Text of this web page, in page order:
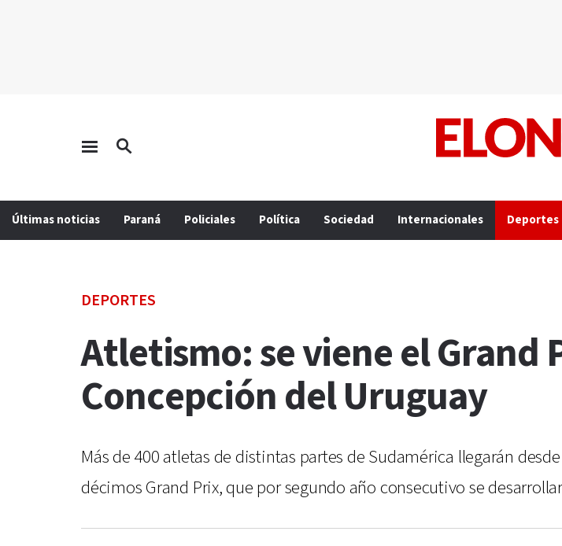
Últimas noticias Paraná Policiales Política Sociedad Internacionales Deportes
DEPORTES
Atletismo: se viene el Grand
Concepción del Uruguay
Más de 400 atletas de distintas partes de Sudamérica llegarán
décimos Grand Prix, que por segundo año consecutivo se